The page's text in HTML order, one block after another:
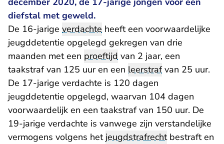
diefstal met geweld.
De 16-jarige verdachte heeft een voorwaardelijke
jeugddetentie opgelegd gekregen van drie
maanden met een proeftijd van 2 jaar, een
taakstraf van 125 uur en een leerstrafvan 25 uur.
De 17-jarige verdachte is 120 dagen
jeugddetentie opgelegd, waarvan 104 dagen
voorwaardelijk en een taakstraf van 150 uur. De
19-jarige verdachte is vanwege zijn verstandelijke
vermogens volgens het jeugdstrafrechtbestraft en